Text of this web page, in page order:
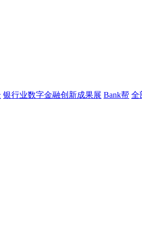
银行业数字金融创新成果展 Bank帮 全